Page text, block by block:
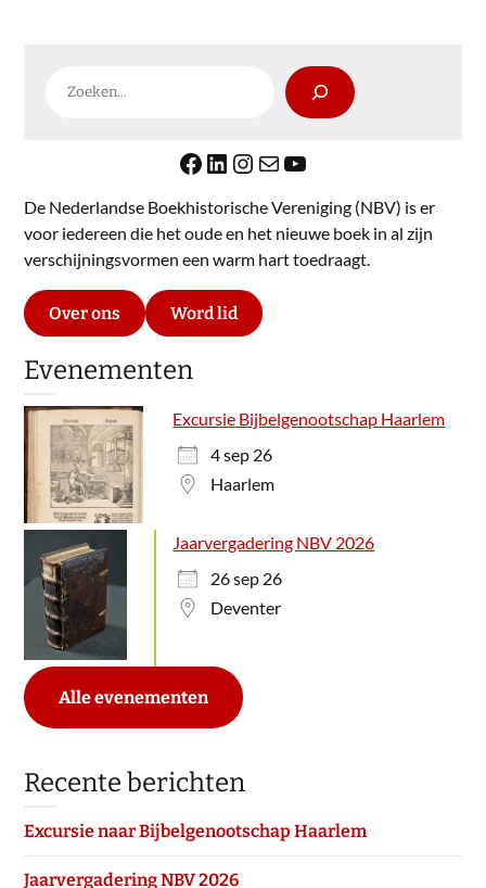
Facebook
LinkedIn
Instagram
E-mailYouTube
De Nederlandse Boekhistorische Vereniging (NBV) is er
voor iedereen die het oude en het nieuwe boek in al zijn
verschijningsvormen een warm hart toedraagt.
Over ons Word lid
Evenementen
Excursie Bijbelgenootschap Haarlem
4 sep 26
Haarlem
Jaarvergadering NBV 2026
26 sep 26
Deventer
Alle evenementen
Recente berichten
Excursie naar Bijbelgenootschap Haarlem
Jaarvergadering NBV 2026